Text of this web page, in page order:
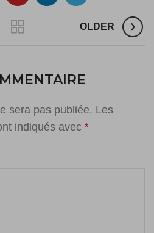
OLDER
sera pas publiée. Les
indiqués avec *